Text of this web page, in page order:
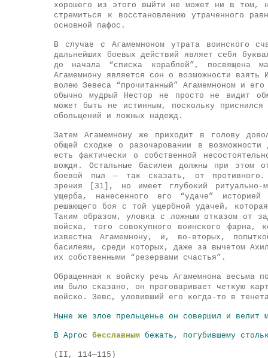
хорошего из этого выйти не может ни в том,
стремиться к восстановлению утраченного
основной пафос.
В случае с Агамемноном утрата воинского
дальнейших боевых действий являет себя
до начала “списка кораблей”, посвящена
Агамемнону является сон о возможности
волею Зевеса “прочитанный” Агамемноном и
обычно мудрый Нестор не просто не видит
может быть не истинным, поскольку
обольщений и ложных надежд.
Затем Агамемнону же приходит в голову
общей сходке о разочаровании в
есть фактически о собственной
вождя. Остальные басилеи должны при этом
боевой пыл — так сказать, от противного.
зрения [31], но имеет глубокий ритуально-
ущерба, нанесенного его “удаче”
решающего боя с той ущербной удачей,
Таким образом, уловка с ложным отказом от
войска, того совокупного воинского фарна,
известна Агамемнону, и, во-вторых,
басилеям, среди которых, даже за вычетом
их собственными “резервами счастья”.
Обращенная к войску речь Агамемнона весьма
им было сказано, он проговаривает четкую
войско. Зевс, уловивший его когда-то в
Ныне же злое прельщенье он совершил и велит
В Аргос бесславным бежать, погубившему
(II, 114—115)